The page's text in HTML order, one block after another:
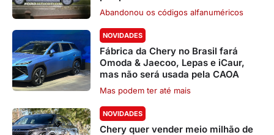
Abandonou os códigos alfanuméricos
NOVIDADES
Fábrica da Chery no Brasil fará
Omoda & Jaecoo, Lepas e iCaur,
mas não será usada pela CAOA
Mas podem ter até mais
NOVIDADES
Chery quer vender meio milhão de